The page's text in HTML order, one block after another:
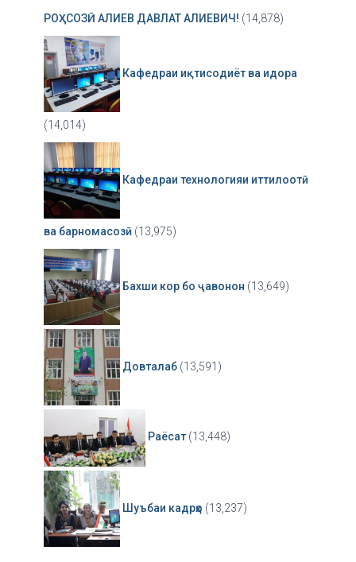
РОҲСОЗӢ АЛИЕВ ДАВЛАТ АЛИЕВИЧ! (14,878)
Кафедраи иқтисодиёт ва идора
(14,014)
Кафедраи технологияи иттилоотӣ
ва барномасозӣ (13,975)
Бахши кор бо ҷавонон (13,649)
Довталаб (13,591)
Раёсат (13,448)
Шуъбаи кадрҳо (13,237)